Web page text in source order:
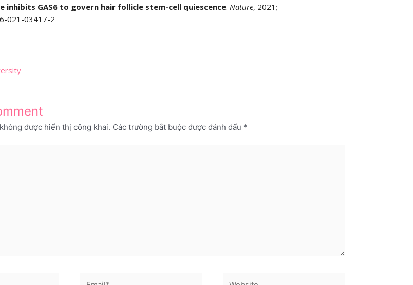
inhibits GAS6 to govern hair follicle stem-cell quiescence. Nature, 2021;
021-03417-2
được hiển thị công khai. Các trường bắt buộc được đánh dấu *